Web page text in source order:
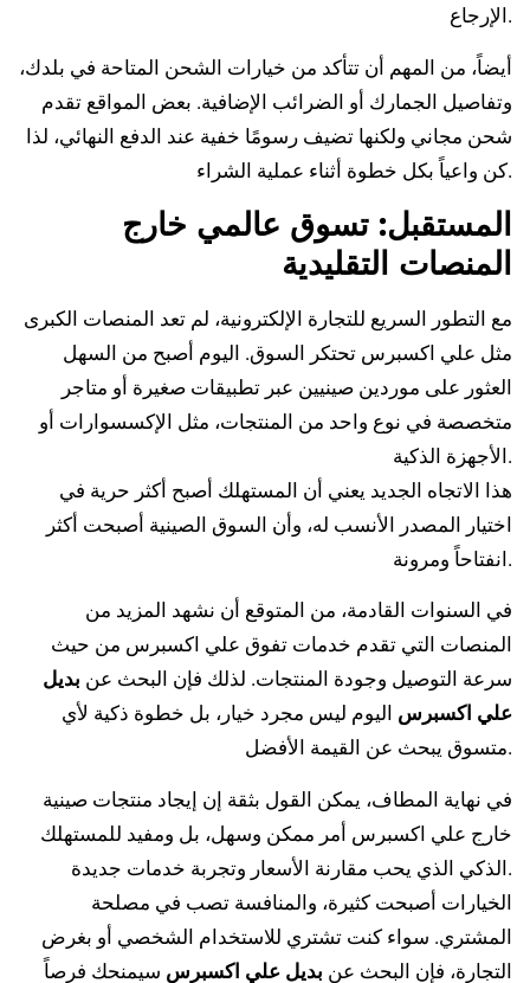
الإرجاع.
أيضاً، من المهم أن تتأكد من خيارات الشحن المتاحة في بلدك،
وتفاصيل الجمارك أو الضرائب الإضافية. بعض المواقع تقدم
شحن مجاني ولكنها تضيف رسومًا خفية عند الدفع النهائي، لذا
كن واعياً بكل خطوة أثناء عملية الشراء.
المستقبل: تسوق عالمي خارج
المنصات التقليدية
مع التطور السريع للتجارة الإلكترونية، لم تعد المنصات الكبرى
مثل علي اكسبرس تحتكر السوق. اليوم أصبح من السهل
العثور على موردين صينيين عبر تطبيقات صغيرة أو متاجر
متخصصة في نوع واحد من المنتجات، مثل الإكسسوارات أو
الأجهزة الذكية.
هذا الاتجاه الجديد يعني أن المستهلك أصبح أكثر حرية في
اختيار المصدر الأنسب له، وأن السوق الصينية أصبحت أكثر
انفتاحاً ومرونة.
في السنوات القادمة، من المتوقع أن نشهد المزيد من
المنصات التي تقدم خدمات تفوق علي اكسبرس من حيث
سرعة التوصيل وجودة المنتجات. لذلك فإن البحث عن بديل
علي اكسبرس اليوم ليس مجرد خيار، بل خطوة ذكية لأي
متسوق يبحث عن القيمة الأفضل.
في نهاية المطاف، يمكن القول بثقة إن إيجاد منتجات صينية
خارج علي اكسبرس أمر ممكن وسهل، بل ومفيد للمستهلك
الذكي الذي يحب مقارنة الأسعار وتجربة خدمات جديدة.
الخيارات أصبحت كثيرة، والمنافسة تصب في مصلحة
المشتري. سواء كنت تشتري للاستخدام الشخصي أو بغرض
التجارة، فإن البحث عن بديل علي اكسبرس سيمنحك فرصاً